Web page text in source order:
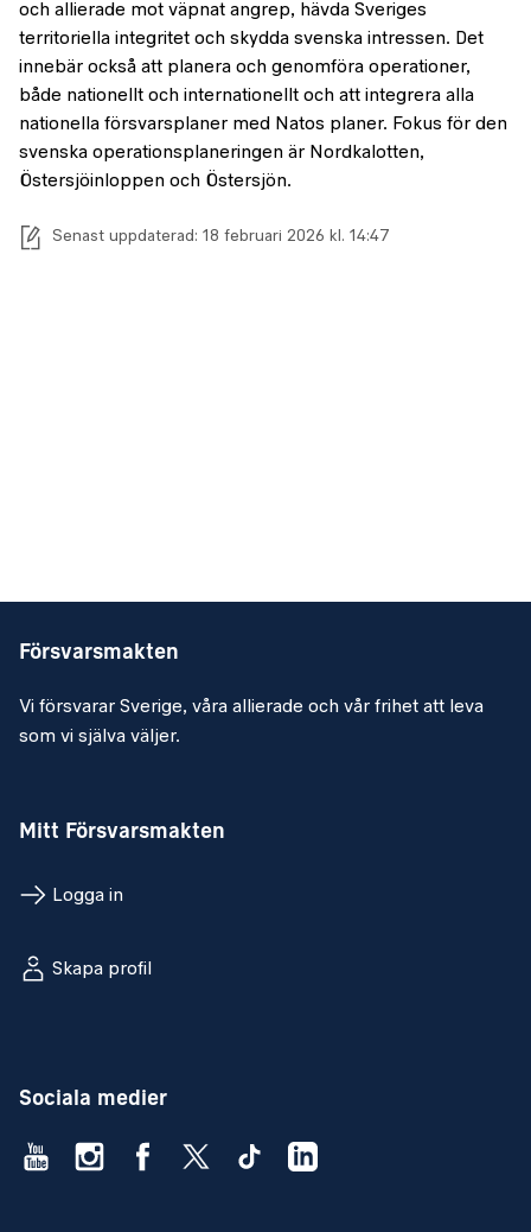
och allierade mot väpnat angrep, hävda Sveriges
territoriella integritet och skydda svenska intressen. Det
innebär också att planera och genomföra operationer,
både nationellt och internationellt och att integrera alla
nationella försvarsplaner med Natos planer. Fokus för den
svenska operationsplaneringen är Nordkalotten,
Östersjöinloppen och Östersjön.
Senast uppdaterad: 18 februari 2026 kl. 14:47
Försvarsmakten
Vi försvarar Sverige, våra allierade och vår frihet att leva
som vi själva väljer.
Mitt Försvarsmakten
Logga in
Skapa profil
Sociala medier